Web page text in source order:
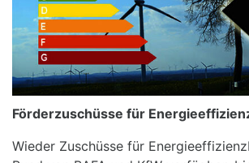
Förderzuschüsse für
Wieder Zuschüsse für